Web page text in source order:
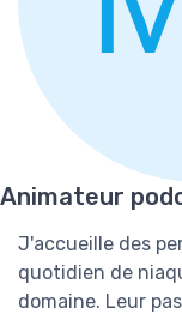
Animateur
J'accueille des
quotidien de
domaine. Leur